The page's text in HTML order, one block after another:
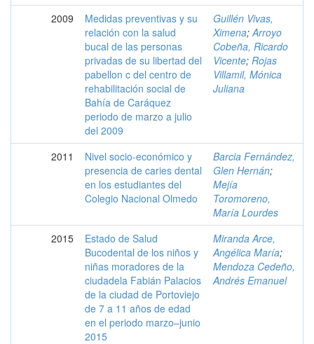
2009
Medidas preventivas y su
relación con la salud
bucal de las personas
privadas de su libertad del
pabellon c del centro de
rehabilitación social de
Bahía de Caráquez
periodo de marzo a julio
del 2009
Guillén Vivas,
Ximena;Arroyo
Cobeña, Ricardo
Vicente; Rojas
Villamil, Mónica
Juliana
2011
Nivel socio-económico y
presencia de caries dental
en los estudiantes del
Colegio Nacional Olmedo
Barcia Fernández,
Glen Hernán;
Mejía
Toromoreno,
María Lourdes
2015
Estado de Salud
Bucodental de los niños y
niñas moradores de la
ciudadela Fabián Palacios
de la ciudad de Portoviejo
de 7 a 11 años de edad
en el periodo marzo–junio
2015
Miranda Arce,
Angélica María;
Mendoza Cedeño,
Andrés Emanuel